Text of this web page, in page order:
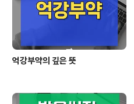
억강부약의 깊은 뜻